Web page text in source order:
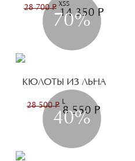
28 700 Р14 350 Р
XSS
70%
КЮЛОТЫ ИЗ ЛЬНА
28 500 Р8 550 Р
L
40%